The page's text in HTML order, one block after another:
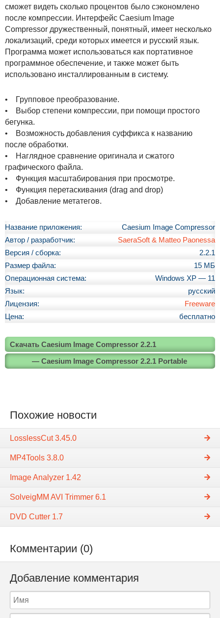
сможет видеть сколько процентов было сэкономлено
после компрессии. Интерфейс Caesium Image
Compressor дружественный, понятный, имеет несколько
локализаций, среди которых имеется и русский язык.
Программа может использоваться как портативное
программное обеспечение, и также может быть
использовано инсталлированным в систему.
• Групповое преобразование.
• Выбор степени компрессии, при помощи простого
бегунка.
• Возможность добавления суффикса к названию
после обработки.
• Наглядное сравнение оригинала и сжатого
графического файла.
• Функция масштабирования при просмотре.
• Функция перетаскивания (drag and drop)
• Добавление метатегов.
!
-
-
f
g
t
e
s
o
s
m
m
p
Название приложения:
Caesium Image Compressor
Автор / разработчик:
SaeraSoft & Matteo Paonessa
Версия / сборка:
2.2.1
Размер файла:
15 МБ
Операционная система:
Windows XP — 11
Язык:
русский
Лицензия:
Freeware
Цена:
бесплатно
Скачать Caesium Image Compressor 2.2.1
— Caesium Image Compressor 2.2.1 Portable
Похожие новости
LosslessCut 3.45.0
MP4Tools 3.8.0
Image Analyzer 1.42
SolveigMM AVI Trimmer 6.1
DVD Cutter 1.7
Комментарии (0)
Добавление комментария